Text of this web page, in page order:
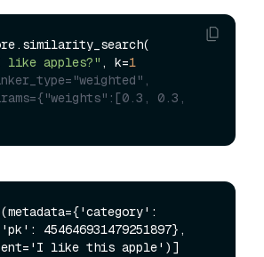
like apples?" , k=1
0.3,
454646931479251897},